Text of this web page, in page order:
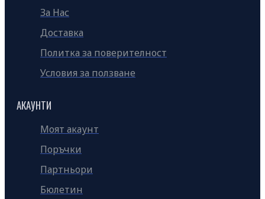
За Нас
Доставка
Политка за поверителност
Условия за ползване
АКАУНТИ
Моят акаунт
Поръчки
Партньори
Бюлетин